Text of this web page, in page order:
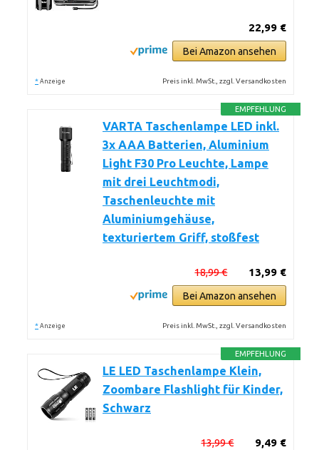
22,99 €
Bei Amazon ansehen
* Anzeige Preis inkl. MwSt., zzgl. Versandkosten
EMPFEHLUNG
VARTA Taschenlampe LED inkl.
3x AAA Batterien, Aluminium
Light F30 Pro Leuchte, Lampe
mit drei Leuchtmodi,
Taschenleuchte mit
Aluminiumgehäuse,
texturiertem Griff, stoßfest
13,99 €
18,99 €
Bei Amazon ansehen
* Anzeige Preis inkl. MwSt., zzgl. Versandkosten
EMPFEHLUNG
LE LED Taschenlampe Klein,
Zoombare Flashlight für Kinder,
Schwarz
9,49 €
13,99 €